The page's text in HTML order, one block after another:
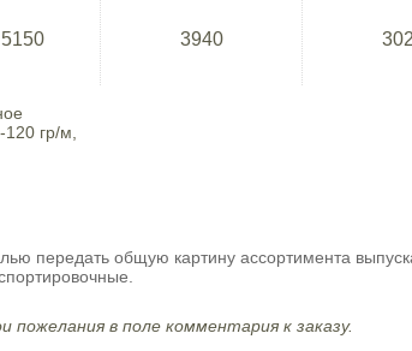
5150 3940
гр/м,
передать общую картину ассортимента
в поле комментария к заказу.